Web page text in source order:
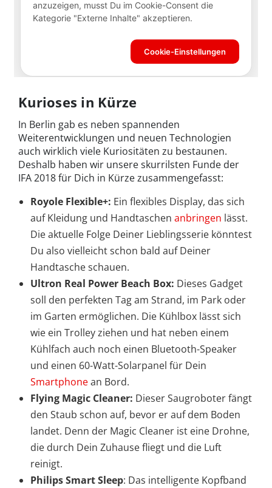
Kurioses in Kürze
In Berlin gab es neben spannenden
Weiterentwicklungen und neuen Technologien
auch wirklich viele Kuriositäten zu bestaunen.
Deshalb haben wir unsere skurrilsten Funde der
IFA 2018 für Dich in Kürze zusammengefasst:
Royole Flexible+: Ein flexibles Display, das sich
auf Kleidung und Handtaschen anbringen lässt.
Die aktuelle Folge Deiner Lieblingsserie könntest
Du also vielleicht schon bald auf Deiner
Handtasche schauen.
Ultron Real Power Beach Box: Dieses Gadget
soll den perfekten Tag am Strand, im Park oder
im Garten ermöglichen. Die Kühlbox lässt sich
wie ein Trolley ziehen und hat neben einem
Kühlfach auch noch einen Bluetooth-Speaker
und einen 60-Watt-Solarpanel für Dein
Smartphonean Bord.
Flying Magic Cleaner: Dieser Saugroboter fängt
den Staub schon auf, bevor er auf dem Boden
landet. Denn der Magic Cleaner ist eine Drohne,
die durch Dein Zuhause fliegt und die Luft
reinigt.
Philips Smart Sleep: Das intelligente Kopfband